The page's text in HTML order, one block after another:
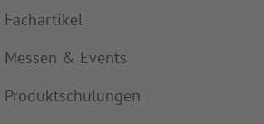
Fachartikel
Messen & Events
Produktschulungen